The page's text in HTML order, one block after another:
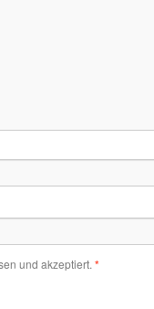
und akzeptiert. *